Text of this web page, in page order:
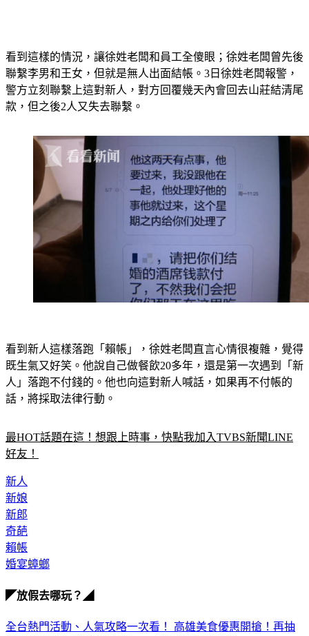
看到這樣的情況，讓徐姓老闆和員工全傻眼；徐姓老闆曾先後
聯繫李男和王女，但就是無人出面結帳。 3日徐姓老闆報警，
警方立刻聯繫上這對新人，對方回覆幾天內會回去山莊結清尾
款，但之後2人又失去聯繫。
看到新人這樣落跑「賴帳」，徐姓老闆直言心情很複雜，覺得
既生氣又好笑。他說自己做餐飲20多年，還是第一次遇到「新
人」落跑不付錢的。 他也向這對新人喊話，如果再不付帳的
話，將採取法律行動。
最HOT話題在這！想跟上時事，快點我加入TVBS新聞LINE
好友！
新人
新娘
新郎
奇葩
賴帳
婚宴蟑螂
◤放假去哪玩？◢
全台熱門活動、人氣攻略一次看！ 高雄美食優惠開搶！再抽